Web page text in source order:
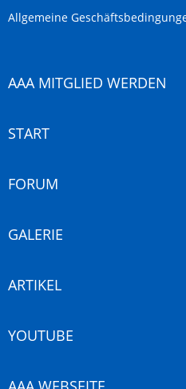
Allgemeine
AAA MITGLIED WERDEN
START
FORUM
GALERIE
ARTIKEL
YOUTUBE